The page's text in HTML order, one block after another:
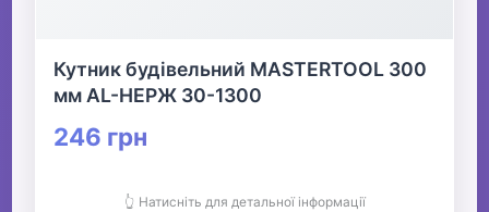
Кутник будівельний MASTERTOOL 300
мм AL-НЕРЖ 30-1300
246 грн
👆 Натисніть для детальної інформації